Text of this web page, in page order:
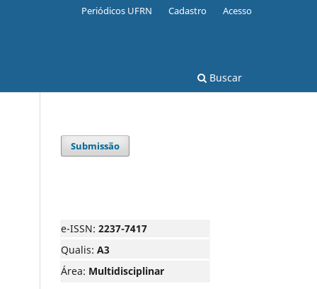
Buscar
Periódicos UFRN Cadastro Acesso
Submissão
e-ISSN: 2237-7417
Qualis: A3
Área: Multidisciplinar